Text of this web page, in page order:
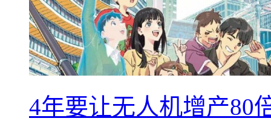
4年要让无人机增产80